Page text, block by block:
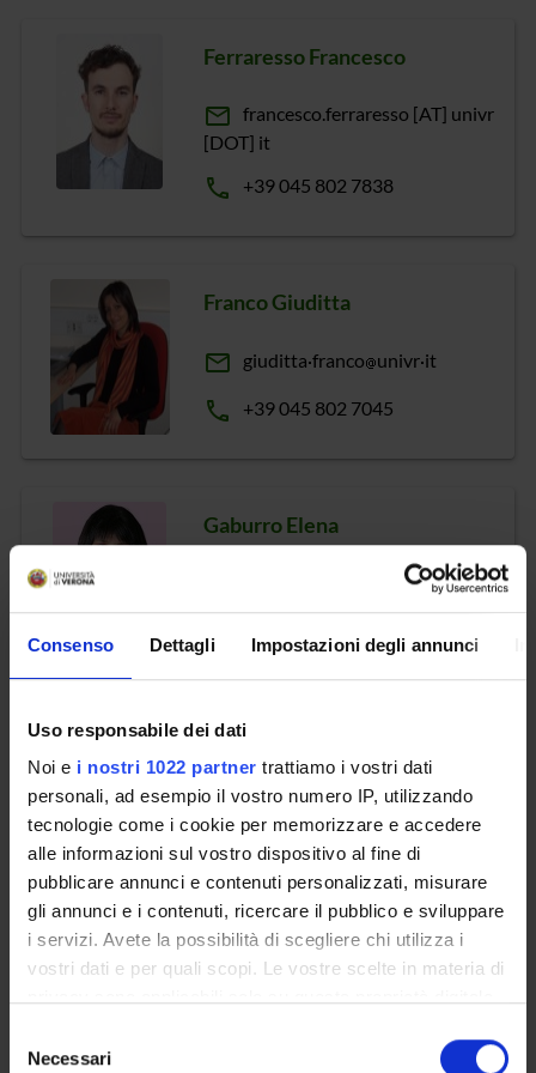
Consenso Dettagli Impostazioni degli annunci
Uso responsabile dei dati
Noi e i nostri 1022 partner trattiamo i vostri dati
personali, ad esempio il vostro numero IP, utilizzando
tecnologie come i cookie per memorizzare e accedere
alle informazioni sul vostro dispositivo al fine di
pubblicare annunci e contenuti personalizzati, misurare
gli annunci e i contenuti, ricercare il pubblico e sviluppare
i servizi. Avete la possibilità di scegliere chi utilizza i
vostri dati e per quali scopi. Le vostre scelte in materia di
modificare o revocare il proprio consenso in qualsiasi
delNecessari
Ferraresso Francesco
email francesco.ferraresso [AT] univr
[DOT] it
phone +39 045 802 7838
Franco Giuditta
email giuditta franco univr it
phone +39 045 802 7045
Gaburro Elena
univr it
Geretti Luca
emailluca geretti univr it
phone+39 045 802 7850
Giacobazzi Roberto
emailroberto giacobazzi univr it